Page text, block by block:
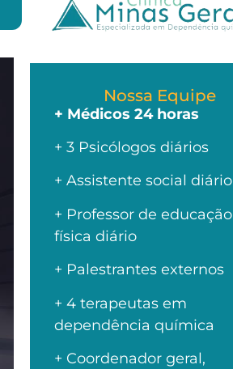
Nossa Equipe
+ Médicos 24 horas
+ 3 Psicólogos diários
+ Assistente social diário
+ Professor de educação
física diário
+ Palestrantes externos
+ 4 terapeutas em
dependência química
+ Coordenador geral,